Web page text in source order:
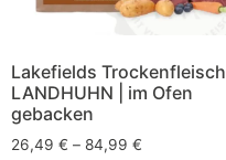
Lakefields Trockenfleisch
LANDHUHN | im Ofen
gebacken
26,49 € – 84,99 €